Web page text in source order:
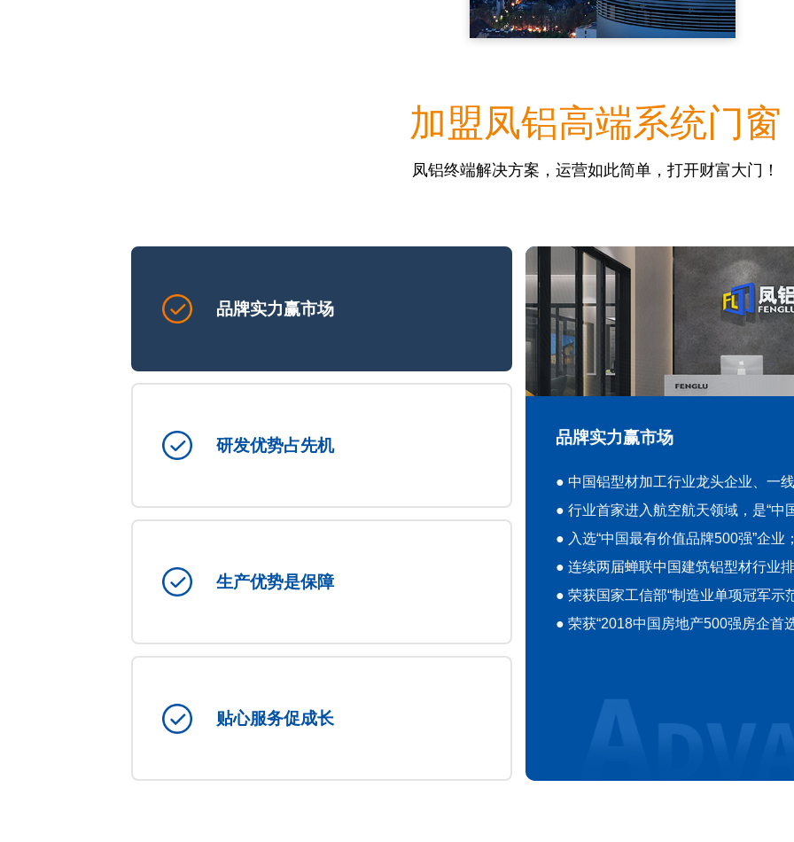
加盟凤铝高端系统门窗
凤铝终端解决方案，运营如此简单，打开财富大门！
品牌实力赢市场
● 中国铝型材加工行业龙头企业、一
● 行业首家进入航空航天领域，是“中
● 入选“中国最有价值品牌500强”企业
● 连续两届蝉联中国建筑铝型材行业
● 荣获国家工信部“制造业单项冠军示
● 荣获“2018中国房地产500强房企首
品牌实力赢市场
研发优势占先机
生产优势是保障
贴心服务促成长